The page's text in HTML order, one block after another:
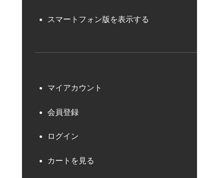
スマートフォン版を表示する
マイアカウント
会員登録
ログイン
カートを見る